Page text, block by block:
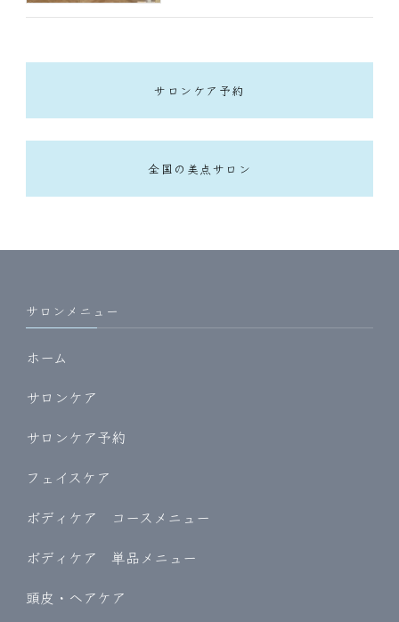
サロンケア予約
全国の美点サロン
サロンメニュー
ホーム
サロンケア
サロンケア予約
フェイスケア
ボディケア コースメニュー
ボディケア 単品メニュー
頭皮・ヘアケア